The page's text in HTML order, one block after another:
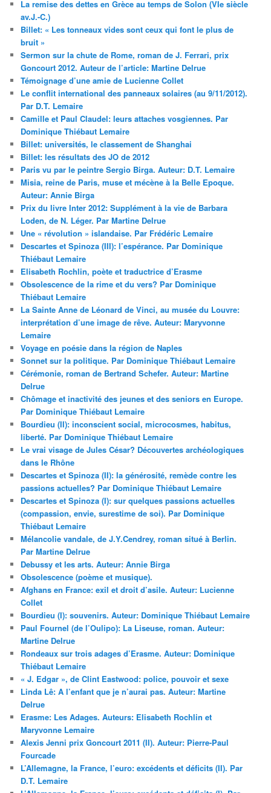
La remise des dettes en Grèce au temps de Solon (VIe siècle
av.J.-C.)
Billet: « Les tonneaux vides sont ceux qui font le plus de
bruit »
Sermon sur la chute de Rome, roman de J. Ferrari, prix
Goncourt 2012. Auteur de l’article: Martine Delrue
Témoignage d’une amie de Lucienne Collet
Le conflit international des panneaux solaires (au 9/11/2012).
Par D.T. Lemaire
Camille et Paul Claudel: leurs attaches vosgiennes. Par
Dominique Thiébaut Lemaire
Billet: universités, le classement de Shanghai
Billet: les résultats des JO de 2012
Paris vu par le peintre Sergio Birga. Auteur: D.T. Lemaire
Misia, reine de Paris, muse et mécène à la Belle Epoque.
Auteur: Annie Birga
Prix du livre Inter 2012: Supplément à la vie de Barbara
Loden, de N. Léger. Par Martine Delrue
Une « révolution » islandaise. Par Frédéric Lemaire
Descartes et Spinoza (III): l’espérance. Par Dominique
Thiébaut Lemaire
Elisabeth Rochlin, poète et traductrice d’Erasme
Obsolescence de la rime et du vers? Par Dominique
Thiébaut Lemaire
La Sainte Anne de Léonard de Vinci, au musée du Louvre:
interprétation d’une image de rêve. Auteur: Maryvonne
Lemaire
Voyage en poésie dans la région de Naples
Sonnet sur la politique. Par Dominique Thiébaut Lemaire
Cérémonie, roman de Bertrand Schefer. Auteur: Martine
Delrue
Chômage et inactivité des jeunes et des seniors en Europe.
Par Dominique Thiébaut Lemaire
Bourdieu (II): inconscient social, microcosmes, habitus,
liberté. Par Dominique Thiébaut Lemaire
Le vrai visage de Jules César? Découvertes archéologiques
dans le Rhône
Descartes et Spinoza (II): la générosité, remède contre les
passions actuelles? Par Dominique Thiébaut Lemaire
Descartes et Spinoza (I): sur quelques passions actuelles
(compassion, envie, surestime de soi). Par Dominique
Thiébaut Lemaire
Mélancolie vandale, de J.Y.Cendrey, roman situé à Berlin.
Par Martine Delrue
Debussy et les arts. Auteur: Annie Birga
Obsolescence (poème et musique).
Afghans en France: exil et droit d’asile. Auteur: Lucienne
Collet
Bourdieu (I): souvenirs. Auteur: Dominique Thiébaut Lemaire
Paul Fournel (de l’Oulipo): La Liseuse, roman. Auteur:
Martine Delrue
Rondeaux sur trois adages d’Erasme. Auteur: Dominique
Thiébaut Lemaire
« J. Edgar », de Clint Eastwood: police, pouvoir et sexe
Linda Lê: A l’enfant que je n’aurai pas. Auteur: Martine
Delrue
Erasme: Les Adages. Auteurs: Elisabeth Rochlin et
Maryvonne Lemaire
Alexis Jenni prix Goncourt 2011 (II). Auteur: Pierre-Paul
Fourcade
L’Allemagne, la France, l’euro: excédents et déficits (II). Par
D.T. Lemaire